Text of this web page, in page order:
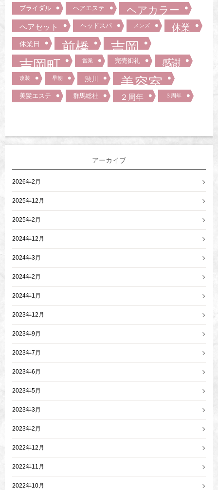
ブライダル ヘアエステ ヘアカラー
ヘアセット ヘッドスパ メンズ 休業
休業日 前橋
吉岡
吉岡町
営業 完売御礼 感謝
改装 早朝 渋川 美容室
美髪エステ 群馬総社 ２周年 ３周年
アーカイブ
2026年2月
2025年12月
2025年2月
2024年12月
2024年3月
2024年2月
2024年1月
2023年12月
2023年9月
2023年7月
2023年6月
2023年5月
2023年3月
2023年2月
2022年12月
2022年11月
2022年10月